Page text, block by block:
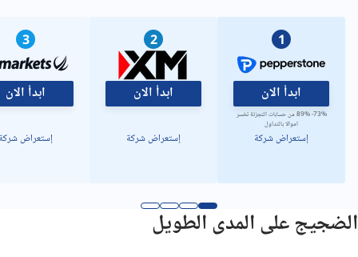
1
ابدأ الان
73%- 89% من حسابات التجزئة تخسر
اموالا بالتداول
إستعراض شركة
2
ابدأ الان
إستعراض شركة
3
ابدأ الان
إستعراض
الضجيج على المدى الطويل